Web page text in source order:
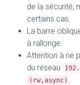
de la sécurité,
certains cas.
La barre
à rallonge.
Attention à ne
du réseau
(rw,async) .